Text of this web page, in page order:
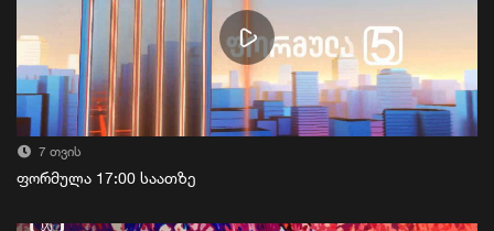
7 თვის
ფორმულა 17:00 საათზე